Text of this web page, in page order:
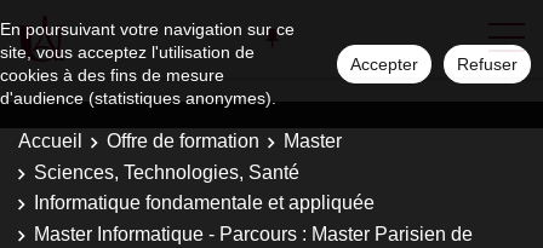
En poursuivant votre navigation sur ce
site, vous acceptez l'utilisation de
cookies à des fins de mesure
d'audience (statistiques anonymes).
Accepter Refuser
Accueil Offre de formation
Master
Sciences, Technologies, Santé
Informatique fondamentale et appliquée
Master Informatique - Parcours : Master Parisien de